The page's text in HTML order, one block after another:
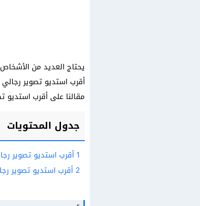
يحتاج العديد من
أقرب استديو تصوير
مقالنا على أقرب
جدول المحتويات
1 أقرب استديو تصوير
2 أقرب استديو تصوير